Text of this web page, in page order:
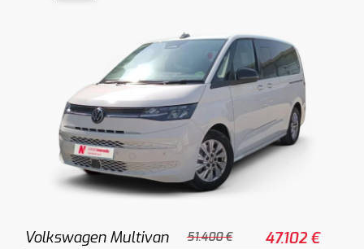
Volkswagen Multivan 51.400 € 47.102 €